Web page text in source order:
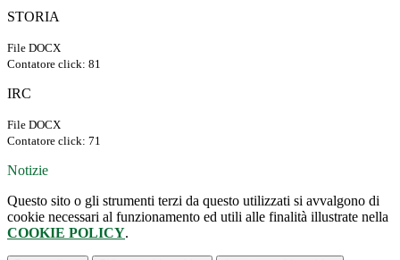
STORIA
File DOCX
Contatore click: 81
IRC
File DOCX
Contatore click: 71
Notizie
Questo sito o gli strumenti terzi da questo utilizzati si avvalgono di
cookie necessari al funzionamento ed utili alle finalità illustrate nella
COOKIE POLICY.